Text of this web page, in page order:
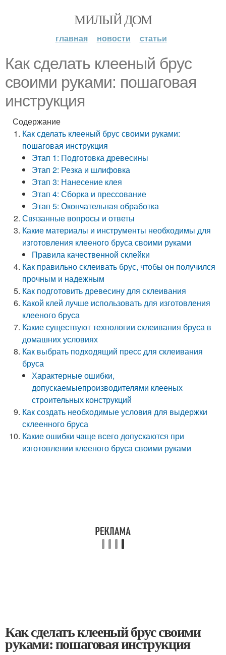
МИЛЫЙ ДОМ
главная новости статьи
Как сделать клееный брус
своими руками: пошаговая
инструкция
Содержание
Как сделать клееный брус своими руками:
пошаговая инструкция
Этап 1: Подготовка древесины
Этап 2: Резка и шлифовка
Этап 3: Нанесение клея
Этап 4: Сборка и прессование
Этап 5: Окончательная обработка
Связанные вопросы и ответы
Какие материалы и инструменты необходимы для
изготовления клееного бруса своими руками
Правила качественной склейки
Как правильно склеивать брус, чтобы он получился
прочным и надежным
Как подготовить древесину для склеивания
Какой клей лучше использовать для изготовления
клееного бруса
Какие существуют технологии склеивания бруса в
домашних условиях
Как выбрать подходящий пресс для склеивания
бруса
Характерные ошибки,
допускаемыепроизводителями клееных
строительных конструкций
Как создать необходимые условия для выдержки
склеенного бруса
Какие ошибки чаще всего допускаются при
изготовлении клееного бруса своими руками
Как сделать клееный брус своими
руками: пошаговая инструкция